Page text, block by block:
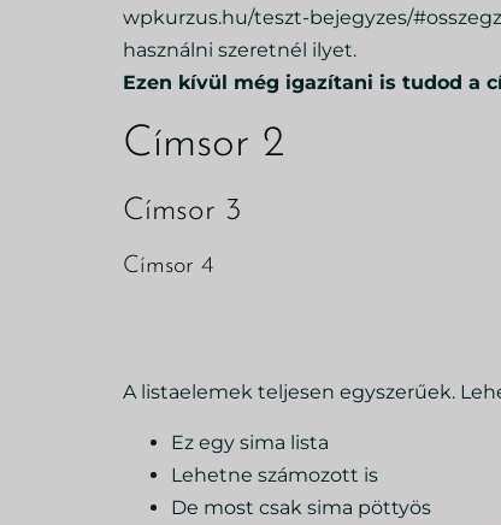
wpkurzus.hu/teszt-bejegyzes/
használni szeretnél ilyet.
Ezen kívül még igazítani is tudod a
Címsor 2
Címsor 3
Címsor 4
A listaelemek teljesen egyszerűek.
Ez egy sima lista
Lehetne számozott is
De most csak sima pöttyös